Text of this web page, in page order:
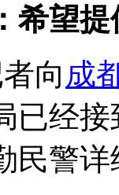
望提
向 成
已经
民警